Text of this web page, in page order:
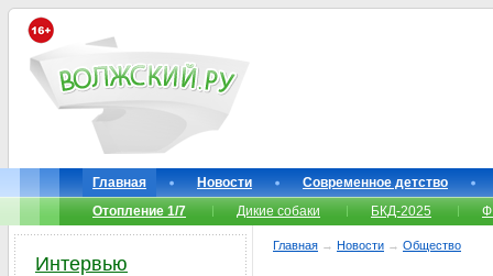
Главная Новости
Современное детство
Отопление 1/7
Дикие собаки БКД-2025
Главная → Новости → Общество
Интервью